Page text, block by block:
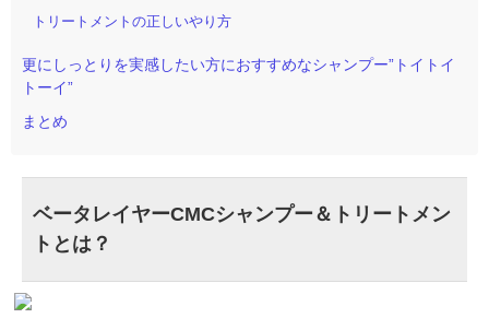
トリートメントの正しいやり方
更にしっとりを実感したい方におすすめなシャンプー”トイトイ
トーイ”
まとめ
ベータレイヤーCMCシャンプー＆トリートメン
トとは？